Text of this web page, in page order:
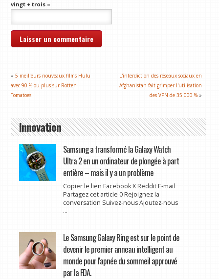
vingt + trois =
«5 meilleurs nouveaux films Hulu
avec 90 % ou plus sur Rotten
Tomatoes
L'interdiction des réseaux sociaux en
Afghanistan fait grimper l'utilisation
des VPN de 35 000 % »
Innovation
Samsung a transformé la Galaxy Watch
Ultra 2 en un ordinateur de plongée à part
entière – mais il y a un problème
Copier le lien Facebook X Reddit E-mail
Partagez cet article 0 Rejoignez la
conversation Suivez-nous Ajoutez-nous
...
Le Samsung Galaxy Ring est sur le point de
devenir le premier anneau intelligent au
monde pour l'apnée du sommeil approuvé
par la FDA.